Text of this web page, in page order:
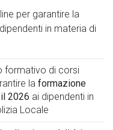
per garantire la
in materia di
formativo di corsi
la formazione
2026 ai dipendenti in
Locale